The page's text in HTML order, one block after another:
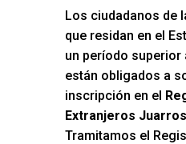
Los ciudadanos de
que residan en el
un período superior
están obligados a
inscripción en el
Extranjeros
Tramitamos el